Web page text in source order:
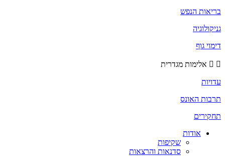
בריאות הנפש
גניקולוגיה
דימוי גוף
אלימות מגדרית
עדויות
תרבות האונס
תחקירים
אודות
שקיפות
סדנאות והרצאות